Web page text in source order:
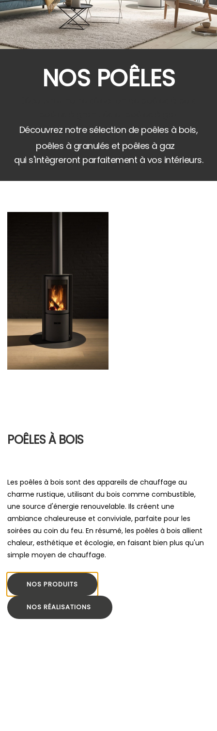
NOS POÊLES
Découvrez notre sélection de poêles à bois,
poêles à granulés et poêles à gaz
qui s'intègreront parfaitement à vos intérieurs.
POÊLES À BOIS
Les poêles à bois sont des appareils de chauffage au
charme rustique, utilisant du bois comme combustible,
une source d'énergie renouvelable. Ils créent une
ambiance chaleureuse et conviviale, parfaite pour les
soirées au coin du feu. En résumé, les poêles à bois allient
chaleur, esthétique et écologie, en faisant bien plus qu'un
simple moyen de chauffage.
NOS PRODUITS
NOS RÉALISATIONS